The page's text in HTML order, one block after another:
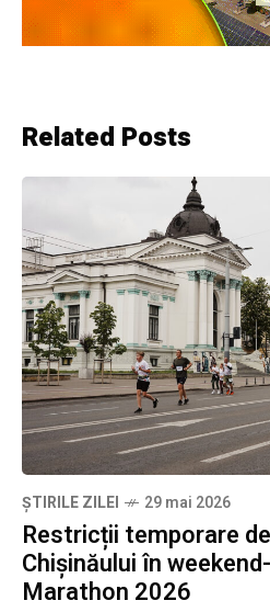
Related Posts
ȘTIRILE ZILEI 29 mai 2026
Restricții temporare
Chișinăului în
Marathon 2026